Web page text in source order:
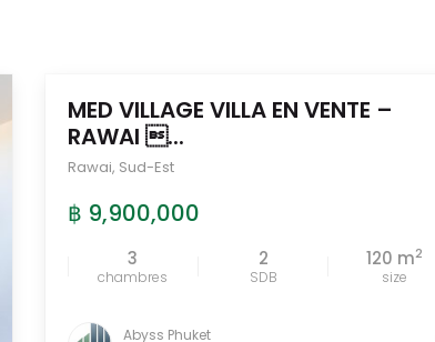
MED VILLAGE VILLA EN VENTE –
RAWAI ...
Rawai, Sud-Est
฿ 9,900,000
3
chambres
2
SDB
120 m2
size
Abyss Phuket